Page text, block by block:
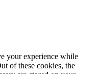
your experience while
of these cookies, the